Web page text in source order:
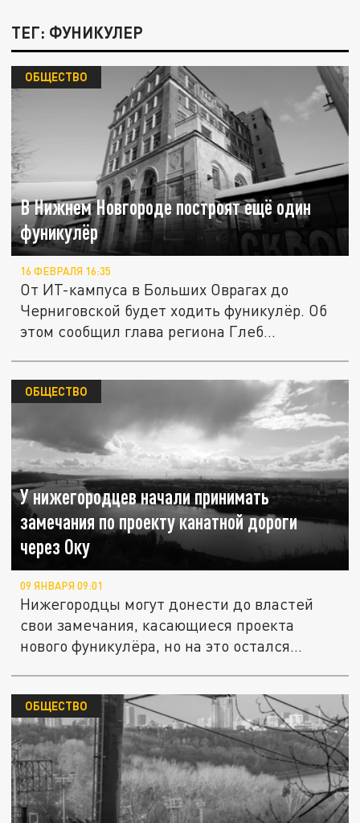
ТЕГ: ФУНИКУЛЕР
В Нижнем Новгороде построят ещё один
фуникулёр
ОБЩЕСТВО
16 ФЕВРАЛЯ 16:35
От ИТ-кампуса в Больших Оврагах до
Черниговской будет ходить фуникулёр. Об
этом сообщил глава региона Глеб...
У нижегородцев начали принимать
замечания по проекту канатной дороги
через Оку
ОБЩЕСТВО
09 ЯНВАРЯ 09:01
Нижегородцы могут донести до властей
свои замечания, касающиеся проекта
нового фуникулёра, но на это остался...
ОБЩЕСТВО